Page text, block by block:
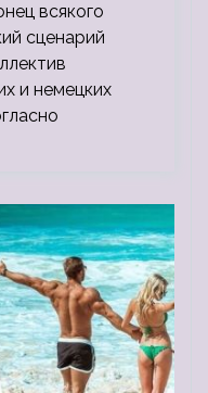
всякого
сценарий
и немецких